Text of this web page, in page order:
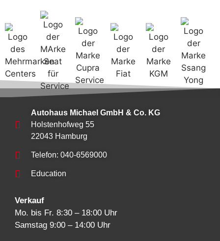
Autohaus Michael GmbH & Co. KG
Holstenhofweg 55
22043 Hamburg
Telefon: 040-6569000
Education
Verkauf
Mo. bis Fr. 8:30 – 18:00 Uhr
Samstag 9:00 – 14:00 Uhr